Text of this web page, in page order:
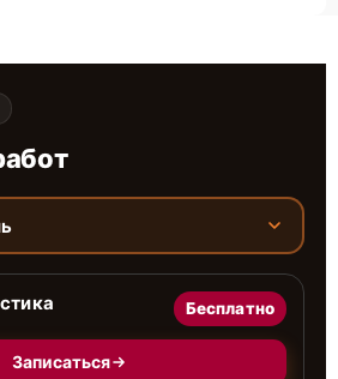
Бесплатно
Записаться